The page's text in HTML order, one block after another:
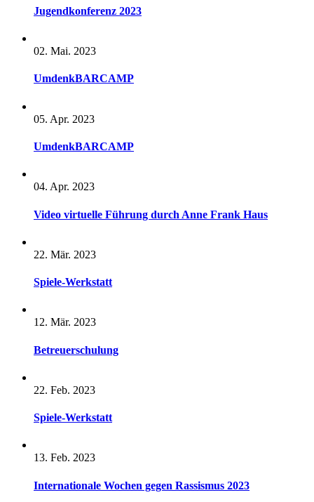
Jugendkonferenz 2023
02. Mai. 2023
UmdenkBARCAMP
05. Apr. 2023
UmdenkBARCAMP
04. Apr. 2023
Video virtuelle Führung durch Anne Frank Haus
22. Mär. 2023
Spiele-Werkstatt
12. Mär. 2023
Betreuerschulung
22. Feb. 2023
Spiele-Werkstatt
13. Feb. 2023
Internationale Wochen gegen Rassismus 2023